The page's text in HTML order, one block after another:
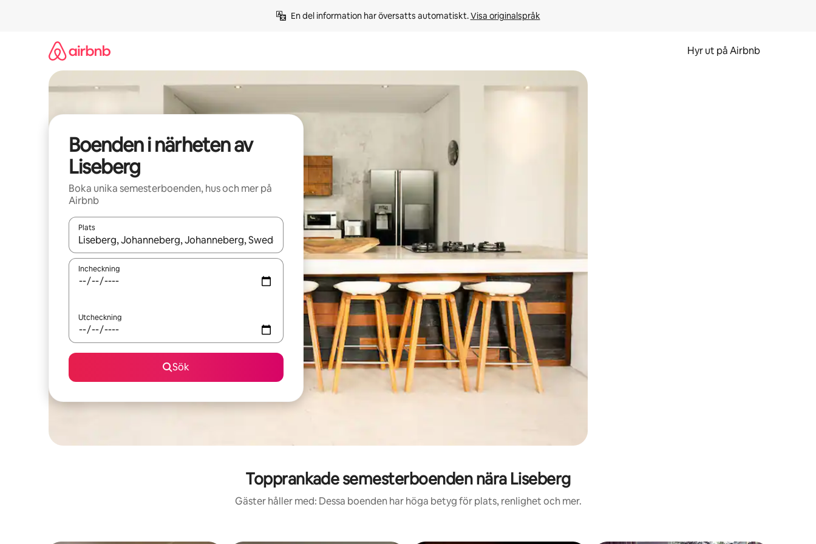
En del information har översatts automatiskt. Visa originalspråk
Hyr ut på Airbnb
Boenden i närheten av
Liseberg
Boka unika semesterboenden, hus och mer på
Airbnb
Plats
När resultaten är tillgängliga kan du navigera med upp- och nedåtpilarna eller utforska genom att trycka eller svepa.
Incheckning
Utcheckning
Sök
Topprankade semesterboenden nära Liseberg
Gäster håller med: Dessa boenden har höga betyg för plats, renlighet och mer.